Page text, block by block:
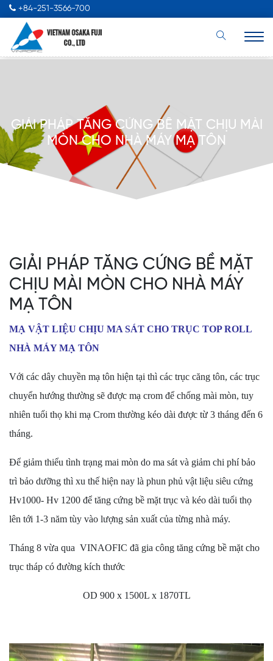
+84-251-3566-700
GIẢI PHÁP TĂNG CỨNG BỀ MẶT CHỊU MÀI
MÒN CHO NHÀ MÁY MẠ TÔN
GIẢI PHÁP TĂNG CỨNG BỀ MẶT
CHỊU MÀI MÒN CHO NHÀ MÁY
MẠ TÔN
MẠ VẬT LIỆU CHỊU MA SÁT CHO TRỤC TOP ROLL
NHÀ MÁY MẠ TÔN
Với các dây chuyền mạ tôn hiện tại thì các trục căng tôn, các trục
chuyển hướng thường sẽ được mạ crom để chống mài mòn, tuy
nhiên tuổi thọ khi mạ Crom thường kéo dài được từ 3 tháng đến 6
tháng.
Để giảm thiểu tình trạng mai mòn do ma sát và giảm chi phí bảo
trì bảo dưỡng thì xu thế hiện nay là phun phủ vật liệu siêu cứng
Hv1000- Hv 1200 để tăng cứng bề mặt trục và kéo dài tuổi thọ
lên tới 1-3 năm tùy vào lượng sản xuất của từng nhà máy.
Tháng 8 vừa qua VINAOFIC đã gia công tăng cứng bề mặt cho
trục tháp có đường kích thước
OD 900 x 1500L x 1870TL